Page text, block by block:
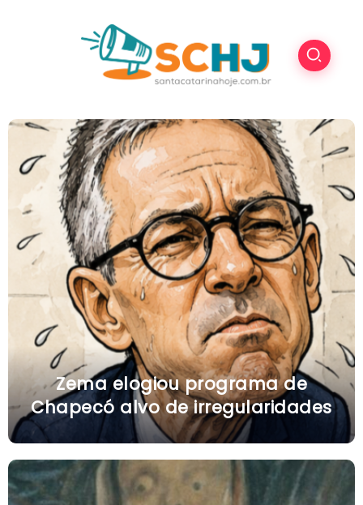
Zema elogiou programa de
Chapecó alvo de irregularidades